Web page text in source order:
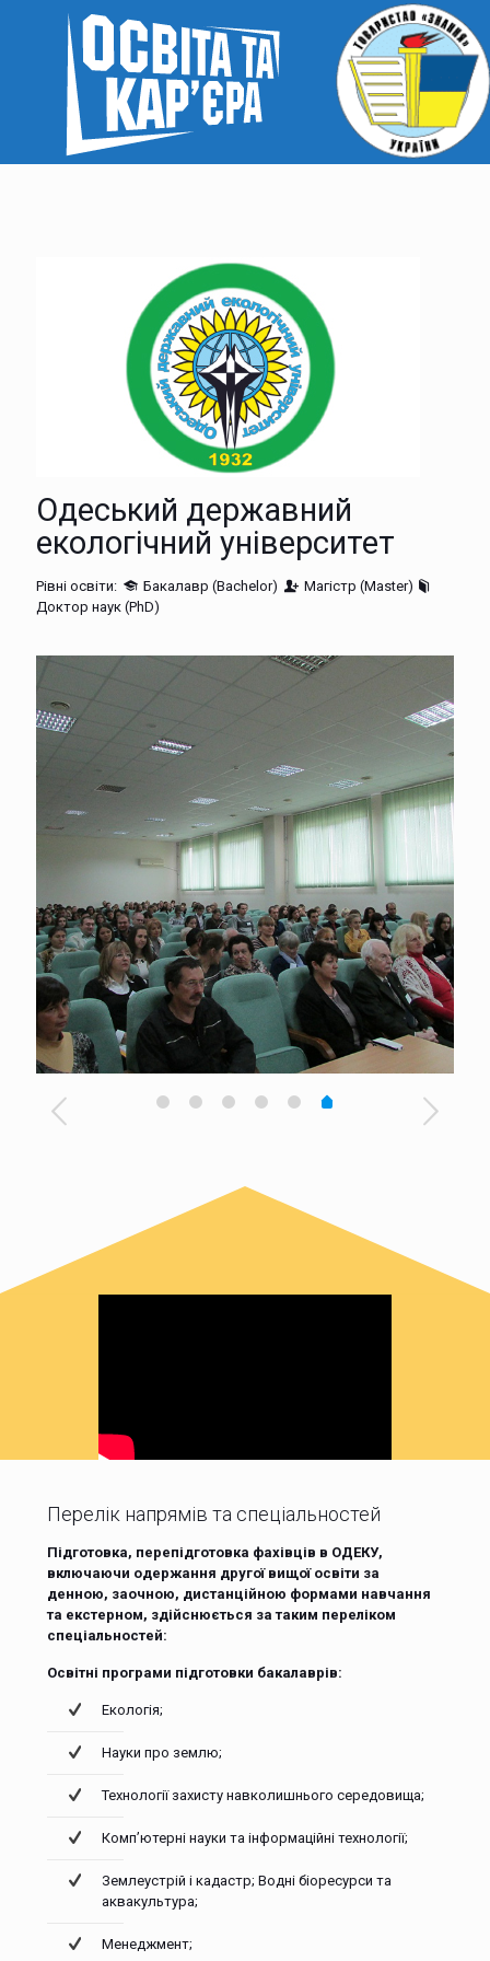
Одеський державний
екологічний університет
Рівні освіти: Бакалавр (Bachelor)
Магістр (Master)
Доктор наук (PhD)
Перелік напрямів та спеціальностей
Підготовка, перепідготовка фахівців в ОДЕКУ,
включаючи одержання другої вищої освіти за
денною, заочною, дистанційною формами навчання
та екстерном, здійснюється за таким переліком
спеціальностей:
Освітні програми підготовки бакалаврів:
Екологія;
Науки про землю;
Технології захисту навколишнього середовища;
Комп’ютерні науки та інформаційні технології;
Землеустрій і кадастр; Водні біоресурси та
аквакультура;
Менеджмент;